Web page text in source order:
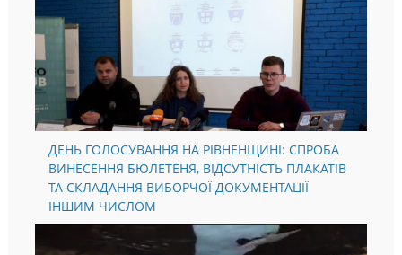
ДЕНЬ ГОЛОСУВАННЯ НА РІВНЕНЩИНІ: СПРОБА
ВИНЕСЕННЯ БЮЛЕТЕНЯ, ВІДСУТНІСТЬ ПЛАКАТІВ
ТА СКЛАДАННЯ ВИБОРЧОЇ ДОКУМЕНТАЦІЇ
ІНШИМ ЧИСЛОМ